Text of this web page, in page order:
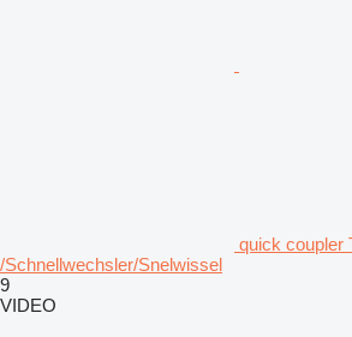
quick coupler
/Schnellwechsler/Snelwissel
9
VIDEO